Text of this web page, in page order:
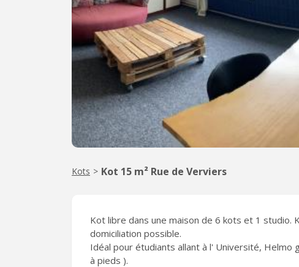
Kots > Kot 15 m² Rue de Verviers
Kot libre dans une maison de 6 kots et 1
domiciliation possible.
Idéal pour étudiants allant à l' Université,
à pieds ).